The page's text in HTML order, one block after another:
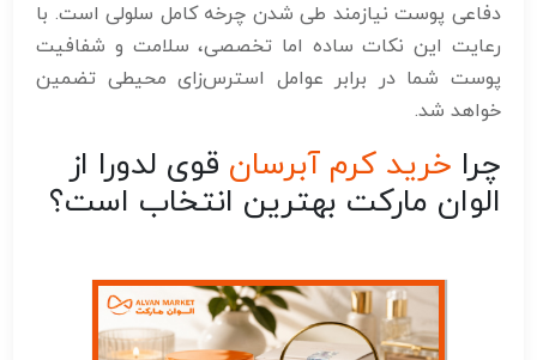
دفاعی پوست نیازمند طی شدن چرخه کامل سلولی است. با
رعایت این نکات ساده اما تخصصی، سلامت و شفافیت
پوست شما در برابر عوامل استرس‌زای محیطی تضمین
خواهد شد.
چرا خرید کرم آبرسان قوی لدورا از
الوان مارکت بهترین انتخاب است؟